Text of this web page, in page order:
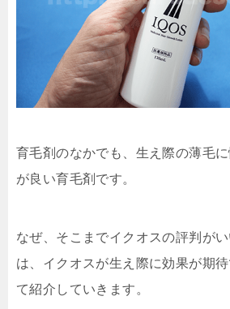
育毛剤のなかでも、生え際の薄毛
が良い育毛剤です。
なぜ、そこまでイクオスの評判が
は、イクオスが生え際に効果が期
て紹介していきます。